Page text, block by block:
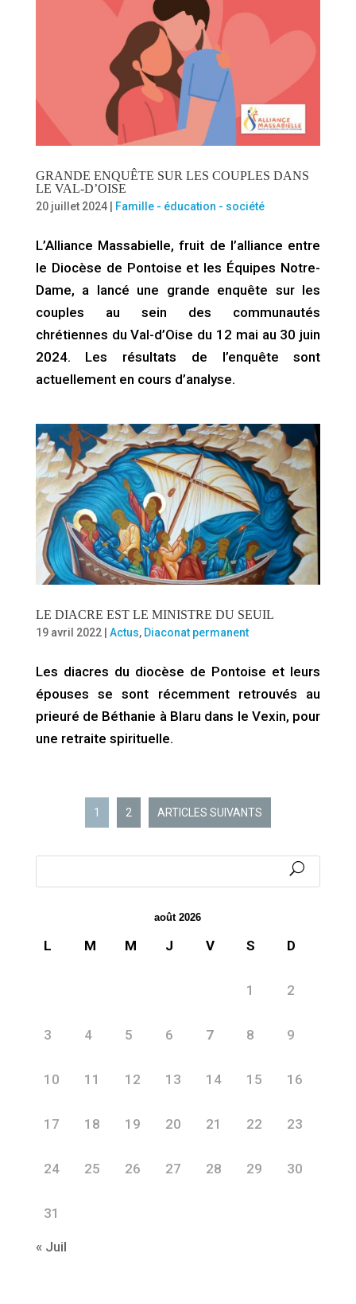
GRANDE ENQUÊTE SUR LES COUPLES DANS
LE VAL-D’OISE
20 juillet 2024| Famille - éducation - société
L’Alliance Massabielle, fruit de l’alliance entre
le Diocèse de Pontoise et les Équipes Notre-
Dame, a lancé une grande enquête sur les
couples au sein des communautés
chrétiennes du Val-d’Oise du 12 mai au 30 juin
2024. Les résultats de l’enquête sont
actuellement en cours d’analyse.
LE DIACRE EST LE MINISTRE DU SEUIL
19 avril 2022| Actus, Diaconat permanent
Les diacres du diocèse de Pontoise et leurs
épouses se sont récemment retrouvés au
prieuré de Béthanie à Blaru dans le Vexin, pour
une retraite spirituelle.
1 2 ARTICLES SUIVANTS
août 2026
L M M J V S D
1 2
3 4 5 6 7 8 9
10 11 12 13 14 15 16
17 18 19 20 21 22 23
24 25 26 27 28 29 30
31
« Juil